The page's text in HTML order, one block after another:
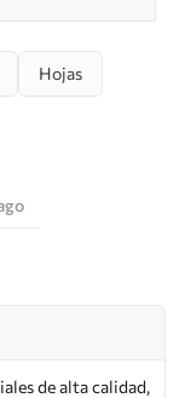
Hojas
de alta calidad,